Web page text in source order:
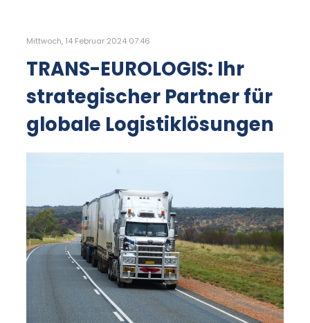
Mittwoch, 14 Februar 2024 07:46
TRANS-EUROLOGIS: Ihr
strategischer Partner für
globale Logistiklösungen